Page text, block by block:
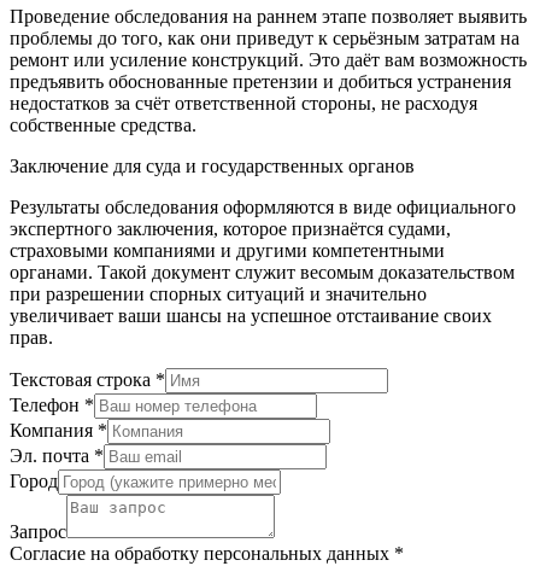
Проведение обследования на раннем этапе позволяет выявить
проблемы до того, как они приведут к серьёзным затратам на
ремонт или усиление конструкций. Это даёт вам возможность
предъявить обоснованные претензии и добиться устранения
недостатков за счёт ответственной стороны, не расходуя
собственные средства.
Заключение для суда и государственных органов
Результаты обследования оформляются в виде официального
экспертного заключения, которое признаётся судами,
страховыми компаниями и другими компетентными
органами. Такой документ служит весомым доказательством
при разрешении спорных ситуаций и значительно
увеличивает ваши шансы на успешное отстаивание своих
прав.
Текстовая строка *
Телефон *
Компания *
Эл. почта *
Город
Запрос
Согласие на обработку персональных данных *